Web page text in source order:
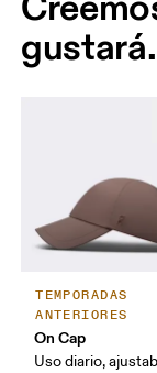
(JAPÓN)
MUJER
(BRASIL)
(E.E. U.U.)
HOMBRE (RU)
(JAPÓN)
HOMBRE
(BRASIL)
TEMPORADAS
ANTERIORES
On Cap
Uso diario,